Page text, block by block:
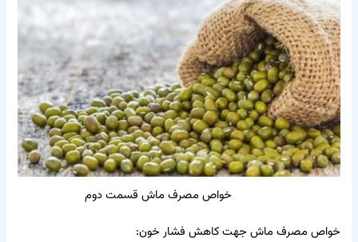
خواص مصرف ماش قسمت دوم
خواص مصرف ماش جهت کاهش فشار خون: